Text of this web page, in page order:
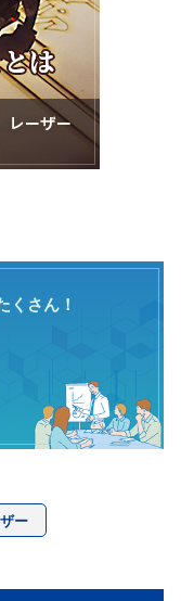
くさん！
ー